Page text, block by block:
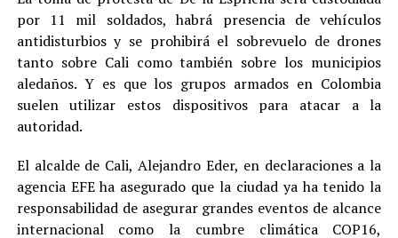
por 11 mil soldados, habrá presencia de vehículos
antidisturbios y se prohibirá el sobrevuelo de drones
tanto sobre Cali como también sobre los municipios
aledaños. Y es que los grupos armados en Colombia
suelen utilizar estos dispositivos para atacar a la
autoridad.
El alcalde de Cali, Alejandro Eder, en declaraciones a la
agencia EFE ha asegurado que la ciudad ya ha tenido la
responsabilidad de asegurar grandes eventos de alcance
internacional como la cumbre climática COP16,